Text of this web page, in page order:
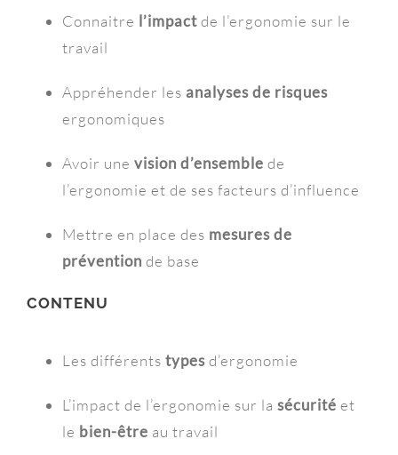
Connaitre l’impactde l’ergonomie sur le
travail
Appréhender les analyses de risques
ergonomiques
Avoir une vision d’ensemble de
l’ergonomie et de ses facteurs d’influence
Mettre en place des mesures de
prévention de base
CONTENU
Les différents typesd’ergonomie
L’impact de l’ergonomie sur la sécurité et
le bien-être au travail